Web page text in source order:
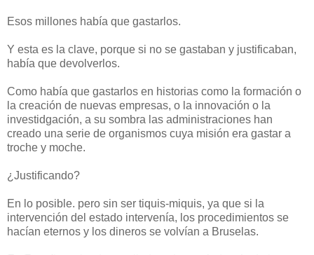
Esos millones había que gastarlos.
Y esta es la clave, porque si no se gastaban y justificaban,
había que devolverlos.
Como había que gastarlos en historias como la formación o
la creación de nuevas empresas, o la innovación o la
investidgación, a su sombra las administraciones han
creado una serie de organismos cuya misión era gastar a
troche y moche.
¿Justificando?
En lo posible. pero sin ser tiquis-miquis, ya que si la
intervención del estado intervenía, los procedimientos se
hacían eternos y los dineros se volvían a Bruselas.